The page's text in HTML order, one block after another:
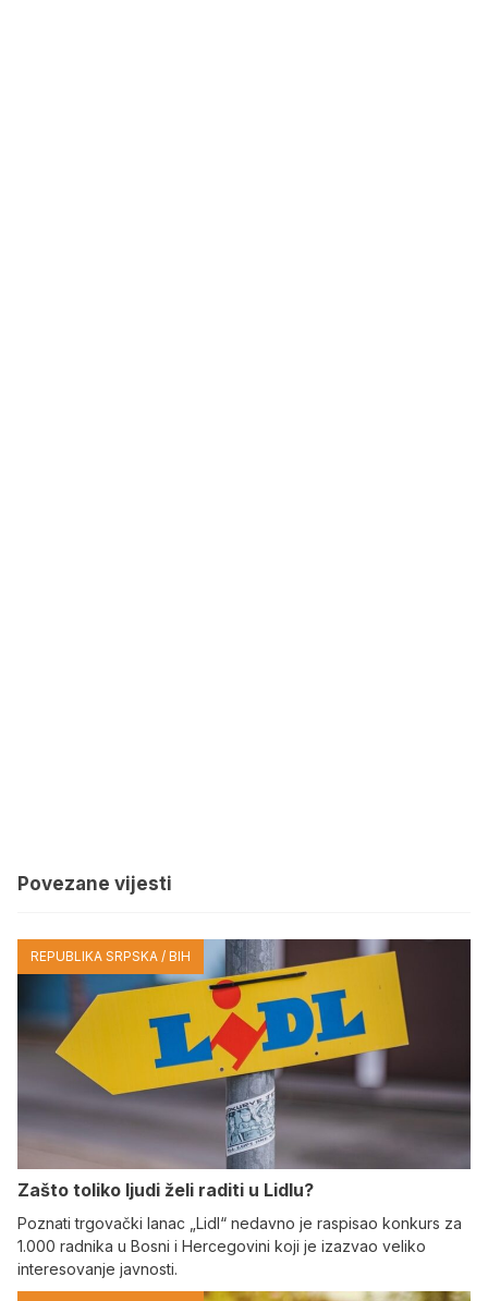
Povezane vijesti
REPUBLIKA SRPSKA / BIH
Zašto toliko ljudi želi raditi u Lidlu?
Poznati trgovački lanac „Lidl“ nedavno je raspisao konkurs za
1.000 radnika u Bosni i Hercegovini koji je izazvao veliko
interesovanje javnosti.